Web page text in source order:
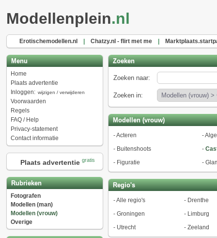
Modellenplein.nl
Erotischemodellen.nl Chatzy.nl - flirt met me
Menu
Home
Plaats advertentie
Inloggen: wijzigen / verwijderen
Voorwaarden
Regels
FAQ / Help
Privacy-statement
Contact informatie
Plaats advertentie gratis
Rubrieken
Fotografen
Modellen (man)
Modellen (vrouw)
Overige
Zoeken
Zoeken naar:
Zoeken in:
Modellen (vrouw)
-Acteren -
- Buitenshoots -
- Figuratie -
Regio's
-Alle regio's - Drenthe
- Groningen - Limburg
- Utrecht - Zeeland